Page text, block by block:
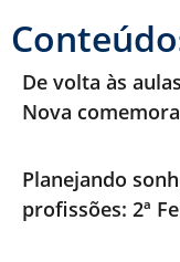
De volta às
Nova
Planejando
profissões: 2ª